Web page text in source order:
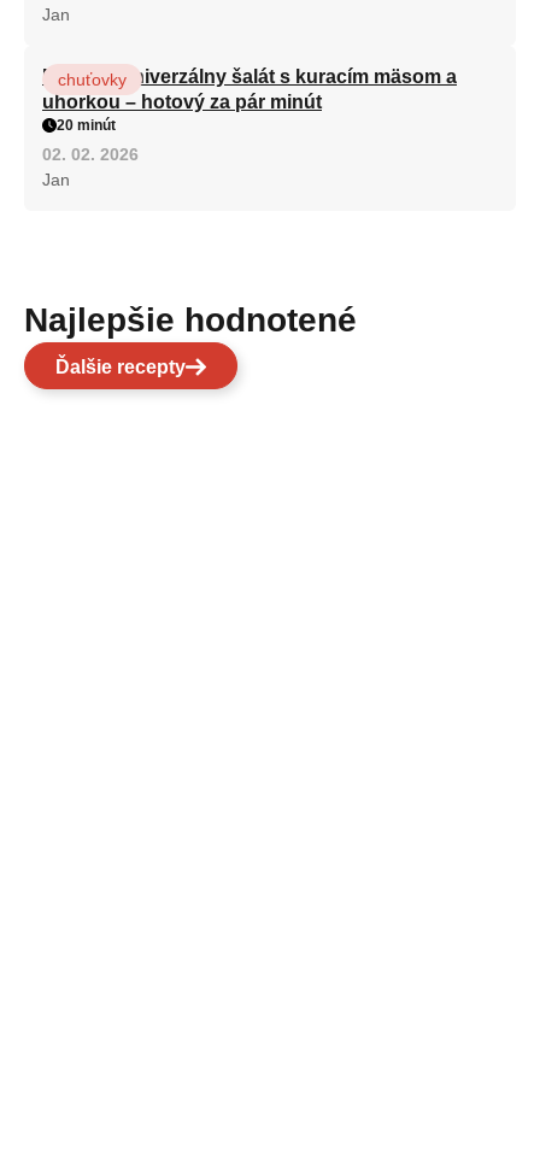
Jan
Najlepší univerzálny šalát s kuracím mäsom a
uhorkou – hotový za pár minút
chuťovky
20 minút
02. 02. 2026
Jan
Najlepšie hodnotené
Ďalšie recepty